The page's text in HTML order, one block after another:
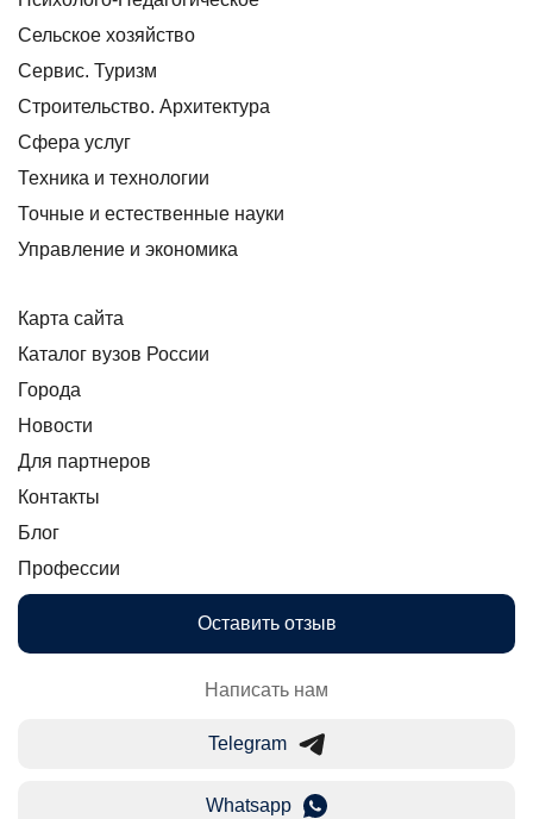
Сельское хозяйство
Сервис. Туризм
Строительство. Архитектура
Сфера услуг
Техника и технологии
Точные и естественные науки
Управление и экономика
Карта сайта
Каталог вузов России
Города
Новости
Для партнеров
Контакты
Блог
Профессии
Оставить отзыв
Написать нам
Telegram
Whatsapp